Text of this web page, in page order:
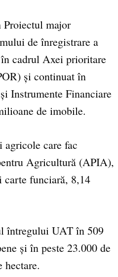
Proiectul major
de înregistrare a
cadrul Axei prioritare
și continuat în
Instrumente Financiare
de imobile.
care fac
Agricultură (APIA),
carte funciară, 8,14
întregului UAT în 509
și în peste 23.000 de
hectare.